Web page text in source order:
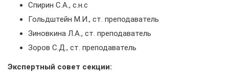
Спирин С.А., с.н.с
Гольдштейн М.И., ст. преподаватель
Зиновкина Л.А., ст. преподаватель
Зоров С.Д., ст. преподаватель
Экспертный совет секции: